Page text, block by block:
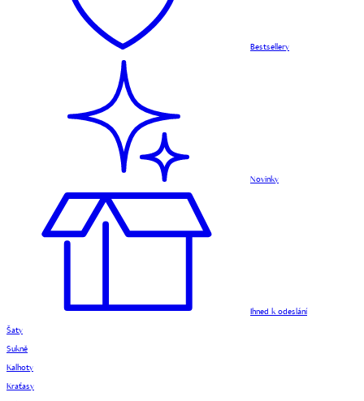
Bestsellery
Novinky
Ihned k odeslání
Šaty
Sukně
Kalhoty
Kraťasy